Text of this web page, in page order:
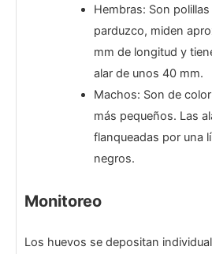
Hembras: Son
parduzco, miden
mm de longitud y
alar de unos 40 mm.
Machos: Son de
más pequeños. Las
flanqueadas por una
negros.
Monitoreo
Los huevos se depositan